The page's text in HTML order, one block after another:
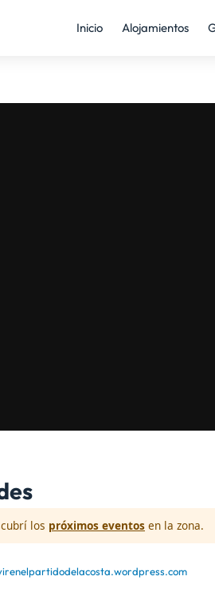
Inicio Alojamientos
los próximos eventos en la zona.